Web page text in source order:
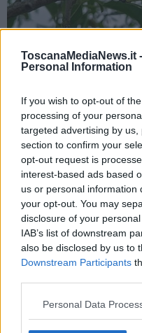
ToscanaMediaNews.it -
Personal Information
If you wish to opt-out of
processing of your
targeted advertising by
section to confirm your
opt-out request is
interest-based ads based
us or personal information
your opt-out. You may
disclosure of your
IAB’s list of downstream
also be disclosed by us to
Downstream Participants
Personal Data
straordinari di contenimento
in piazza, annunciando una
agricoltori e dei cittadini".
“L’invasione dei parrocchetti
è scappata di mano quella di
colombacci, dei piccioni e
mangiano i frutti del nostro
gravissime ripercussioni
e l’erosione del territorio. –
Coldiretti Firenze – La fauna
problema per gli agricoltori.
capovolta: i cinghiali, che si
regione, causano decine di
anno in Toscana, portano
paralizza i territori e le
casa in molte località ed